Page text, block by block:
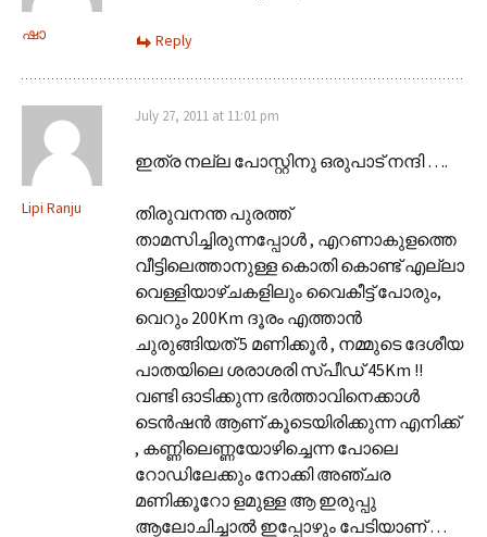
ഷാ Reply
Lipi Ranju
July 27, 2011 at 11:01 pm
ഇത്ര നല്ല പോസ്റ്റിനു ഒരുപാട് നന്ദി ….
തിരുവനന്ത പുരത്ത്
താമസിച്ചിരുന്നപ്പോള്‍ , എറണാകുളത്തെ
വീട്ടിലെത്താനുള്ള കൊതി കൊണ്ട് എല്ലാ
വെള്ളിയാഴ്ചകളിലും വൈകീട്ട് പോരും,
വെറും 200Km ദൂരം എത്താന്‍
ചുരുങ്ങിയത് 5 മണിക്കൂര്‍ , നമ്മുടെ ദേശീയ
പാതയിലെ ശരാശരി സ്പീഡ് 45Km !!
വണ്ടി ഓടിക്കുന്ന ഭര്‍ത്താവിനെക്കാള്‍
ടെന്‍ഷന്‍ ആണ് കൂടെയിരിക്കുന്ന എനിക്ക്
, കണ്ണിലെണ്ണയോഴിച്ചെന്ന പോലെ
റോഡിലേക്കും നോക്കി അഞ്ചര
മണിക്കൂറോ ളമുള്ള ആ ഇരുപ്പു
ആലോചിച്ചാല്‍ ഇപ്പോഴും പേടിയാണ് …